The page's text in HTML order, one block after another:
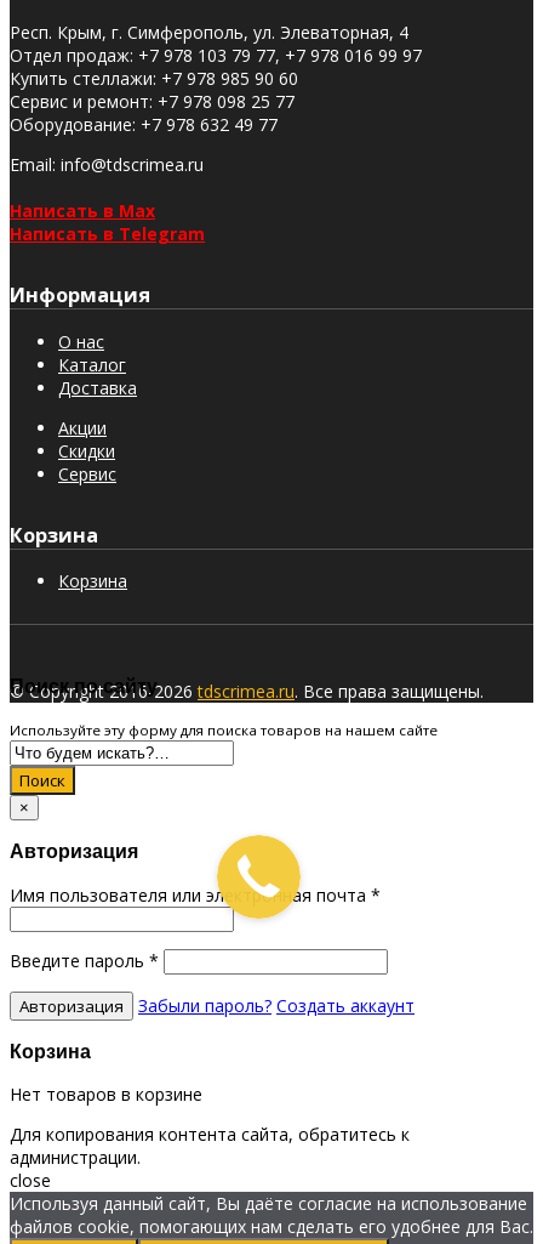
Респ. Крым, г. Симферополь, ул. Элеваторная, 4
Отдел продаж: +7 978 103 79 77, +7 978 016 99 97
Купить стеллажи: +7 978 985 90 60
Сервис и ремонт: +7 978 098 25 77
Оборудование: +7 978 632 49 77
Email: info@tdscrimea.ru
Написать в Max
Написать в Telegram
Информация
О нас
Каталог
Доставка
Акции
Скидки
Сервис
Корзина
Корзина
© Copyright 2016-2026tdscrimea.ru. Все права защищены.
Поиск по сайту
Используйте эту форму для поиска товаров на нашем сайте
Поиск
×
Авторизация
Имя пользователя или электронная почта *
Введите пароль *
Забыли пароль? Создать аккаунт
Корзина
Нет товаров в корзине
Для копирования контента сайта, обратитесь к
администрации.
close
Используя данный сайт, Вы даёте согласие на использование
файлов cookie, помогающих нам сделать его удобнее для Вас.